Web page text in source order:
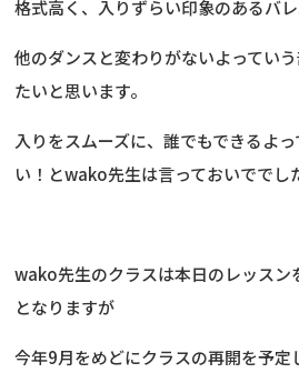
格式高く、入りずらい印象のあるバレ
他のダンスと変わりがないよってい
たいと思います。
入りをスムーズに、誰でもできるよ
い！とwako先生は言っておいででし
wako先生のクラスは本日のレッスン
となりますが
今年9月をめどにクラスの再開を予定